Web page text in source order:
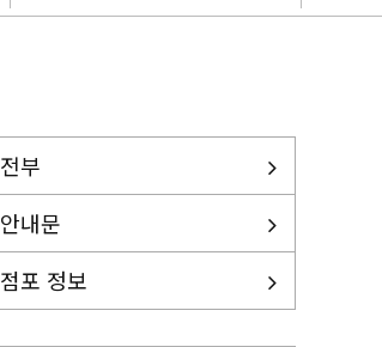
전부
안내문
점포 정보